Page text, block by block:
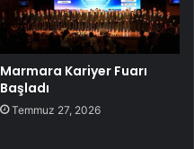
Marmara Kariyer Fuarı
Başladı
Temmuz 27, 2026